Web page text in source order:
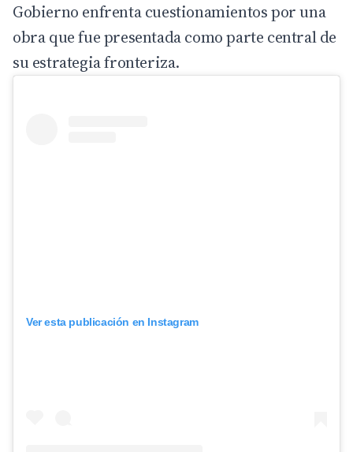
Gobierno enfrenta cuestionamientos por una
obra que fue presentada como parte central de
su estrategia fronteriza.
Ver esta publicación en Instagram